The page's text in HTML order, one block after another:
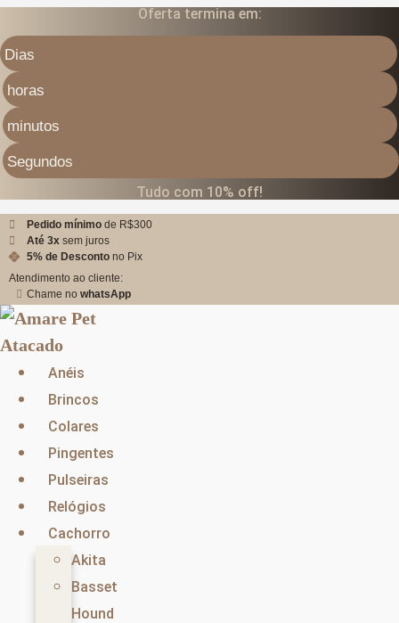
para
o
conteúdo
Oferta termina em:
Dias
horas
minutos
Segundos
Tudo com 10% off!
Pedido mínimo de R$300
Até 3x sem juros
5% de Desconto no Pix
Atendimento ao cliente:
Chame no whatsApp
Anéis
Brincos
Colares
Pingentes
Pulseiras
Relógios
Cachorro
Akita
Basset
Hound